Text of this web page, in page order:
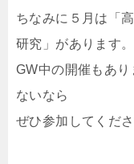
ちなみに５月は「
研究」があります。
GW中の開催もあ
ないなら
ぜひ参加してくださ